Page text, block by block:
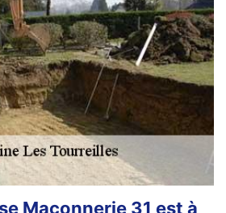
Maçonnerie 31 est à